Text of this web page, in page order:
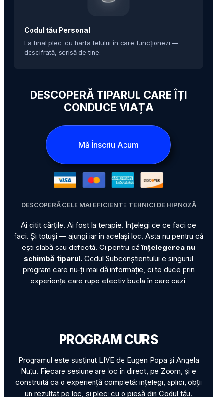
Codul tău Personal
La final pleci cu harta felului în care funcționezi —
descifrată, scrisă de tine.
DESCOPERĂ TIPARUL CARE ÎȚI
CONDUCE VIAȚA
Mă Înscriu Acum
DESCOPERĂ CELE MAI EFICIENTE TEHNICI DE HIPNOZĂ
Ai citit cărțile. Ai fost la terapie. Înțelegi de ce faci ce
faci. Și totuși — ajungi iar în același loc. Asta nu pentru că
ești slabă sau defectă. Ci pentru căînțelegerea nu
schimbă tiparul. Codul Subconștientului e singurul
program care nu-ți mai dă informație, ci te duce prin
experiența care rupe efectiv bucla în care cazi.
PROGRAM CURS
Programul este susținut LIVE de Eugen Popa și Angela
Nuțu. Fiecare sesiune are loc în direct, pe Zoom, și e
construită ca o experiență completă: înțelegi, aplici, obții
un rezultat pe loc, și pleci cu o piesă din Codul tău.